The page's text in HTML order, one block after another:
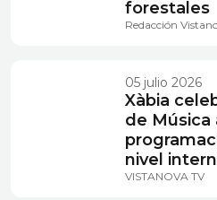
forestales
Redacción
05 julio 2026
Xàbia
de Música
nivel
VISTANOVA TV